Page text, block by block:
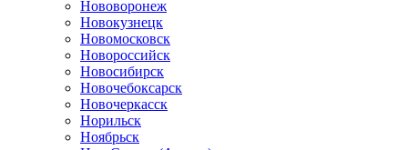
Нововоронеж
Новокузнецк
Новомосковск
Новороссийск
Новосибирск
Новочебоксарск
Новочеркасск
Норильск
Ноябрьск